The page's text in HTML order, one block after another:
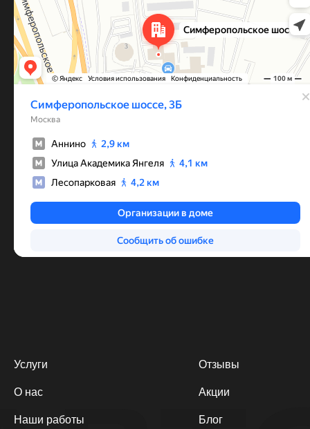
Услуги
О нас
Наши работы
Отзывы
Акции
Блог